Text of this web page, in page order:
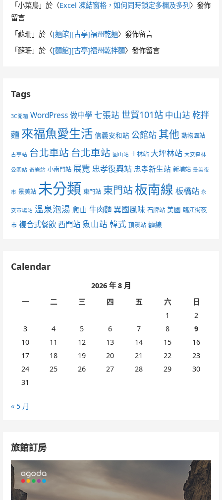
「小菜鳥 」於〈Excel 凍結窗格，如何同時鎖定多欄及多列 〉發佈
留言
「蘇珊 」於〈[麵館][古亭]福州乾麵〉發佈留言
「蘇珊 」於〈[麵館][古亭]福州乾拌麵〉發佈留言
Tags
3C開箱 WordPress 做中學 七張站 世貿101站 中山站 乾拌
麵 來福魚愛生活 信義安和站 公館站 其他 動物園站
古亭站 台北車站 台北車站 圓山站 士林站 大坪林站 大安森林
公園站 奇岩站 小南門站 展覽 忠孝復興站 忠孝新生站 新埔站 景美夜
市 景美站 未分類 東門站 東門站板南線 板橋站 永
安市場站 溫泉泡湯 爬山 牛肉麵 異國風味 石牌站 美國 臨江街夜
市 複合式餐飲 西門站 象山站 韓式 頂溪站 麵線
Calendar
2026 年 8 月
一
二 三 四 五 六
日
1
2
3
4 5 6 7 8
9
10
11 12 13 14 15
16
17
18 19 20 21 22
23
24
25 26 27 28 29
30
31
« 5 月
旅館訂房